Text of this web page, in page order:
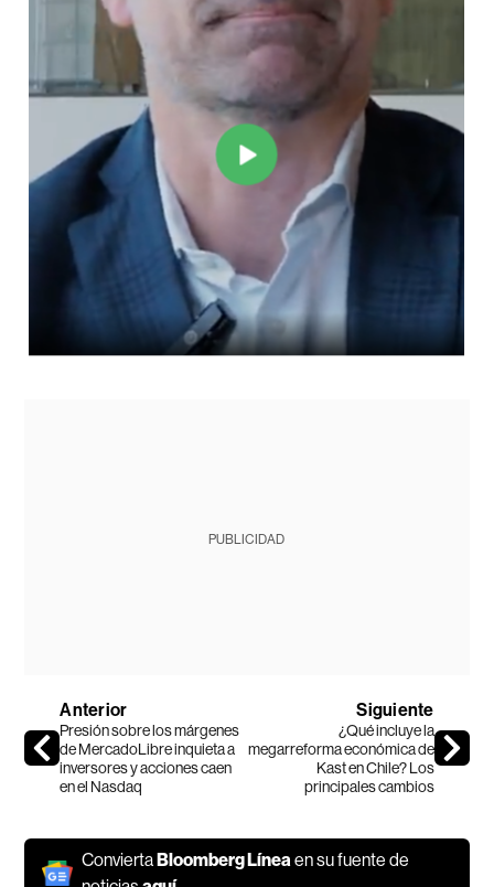
PUBLICIDAD
Anterior
Presión sobre los márgenes
de MercadoLibre inquieta a
inversores y acciones caen
en el Nasdaq
Siguiente
¿Qué incluye la
megarreforma económica de
Kast en Chile? Los
principales cambios
ConviertaBloomberg Línea en su fuente de